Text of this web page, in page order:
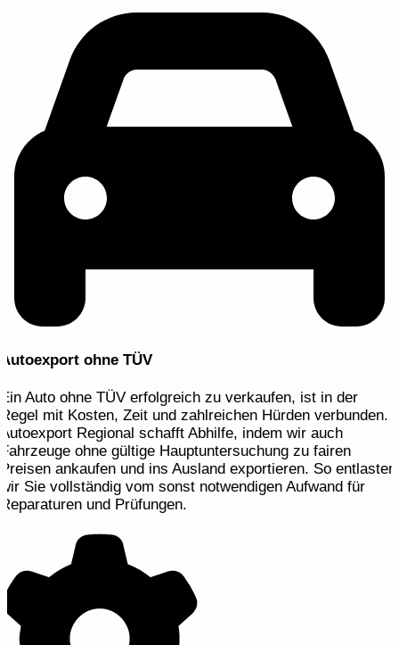
Autoexport ohne TÜV
Ein Auto ohne TÜV erfolgreich zu verkaufen, ist in der
Regel mit Kosten, Zeit und zahlreichen Hürden verbunden.
Autoexport Regional schafft Abhilfe, indem wir auch
Fahrzeuge ohne gültige Hauptuntersuchung zu fairen
Preisen ankaufen und ins Ausland exportieren. So entlasten
wir Sie vollständig vom sonst notwendigen Aufwand für
Reparaturen und Prüfungen.